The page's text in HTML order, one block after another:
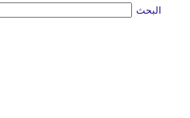
البحث